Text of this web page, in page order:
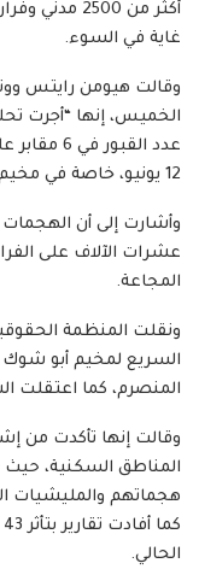
أكثر من
غاية في السوء.
وقالت هيومن رايتس
الخميس، إنها “أجرت
12 يونيو، خاصة في مخيم أبو شوك وجنوب غرب المدينة”.
وأشارت إلى أن
عشرات الآلاف على
المجاعة.
ونقلت المنظمة
المنصرم، كما اعتقلت
وقالت إنها تأكدت من
المناطق السكنية،
الحالي.